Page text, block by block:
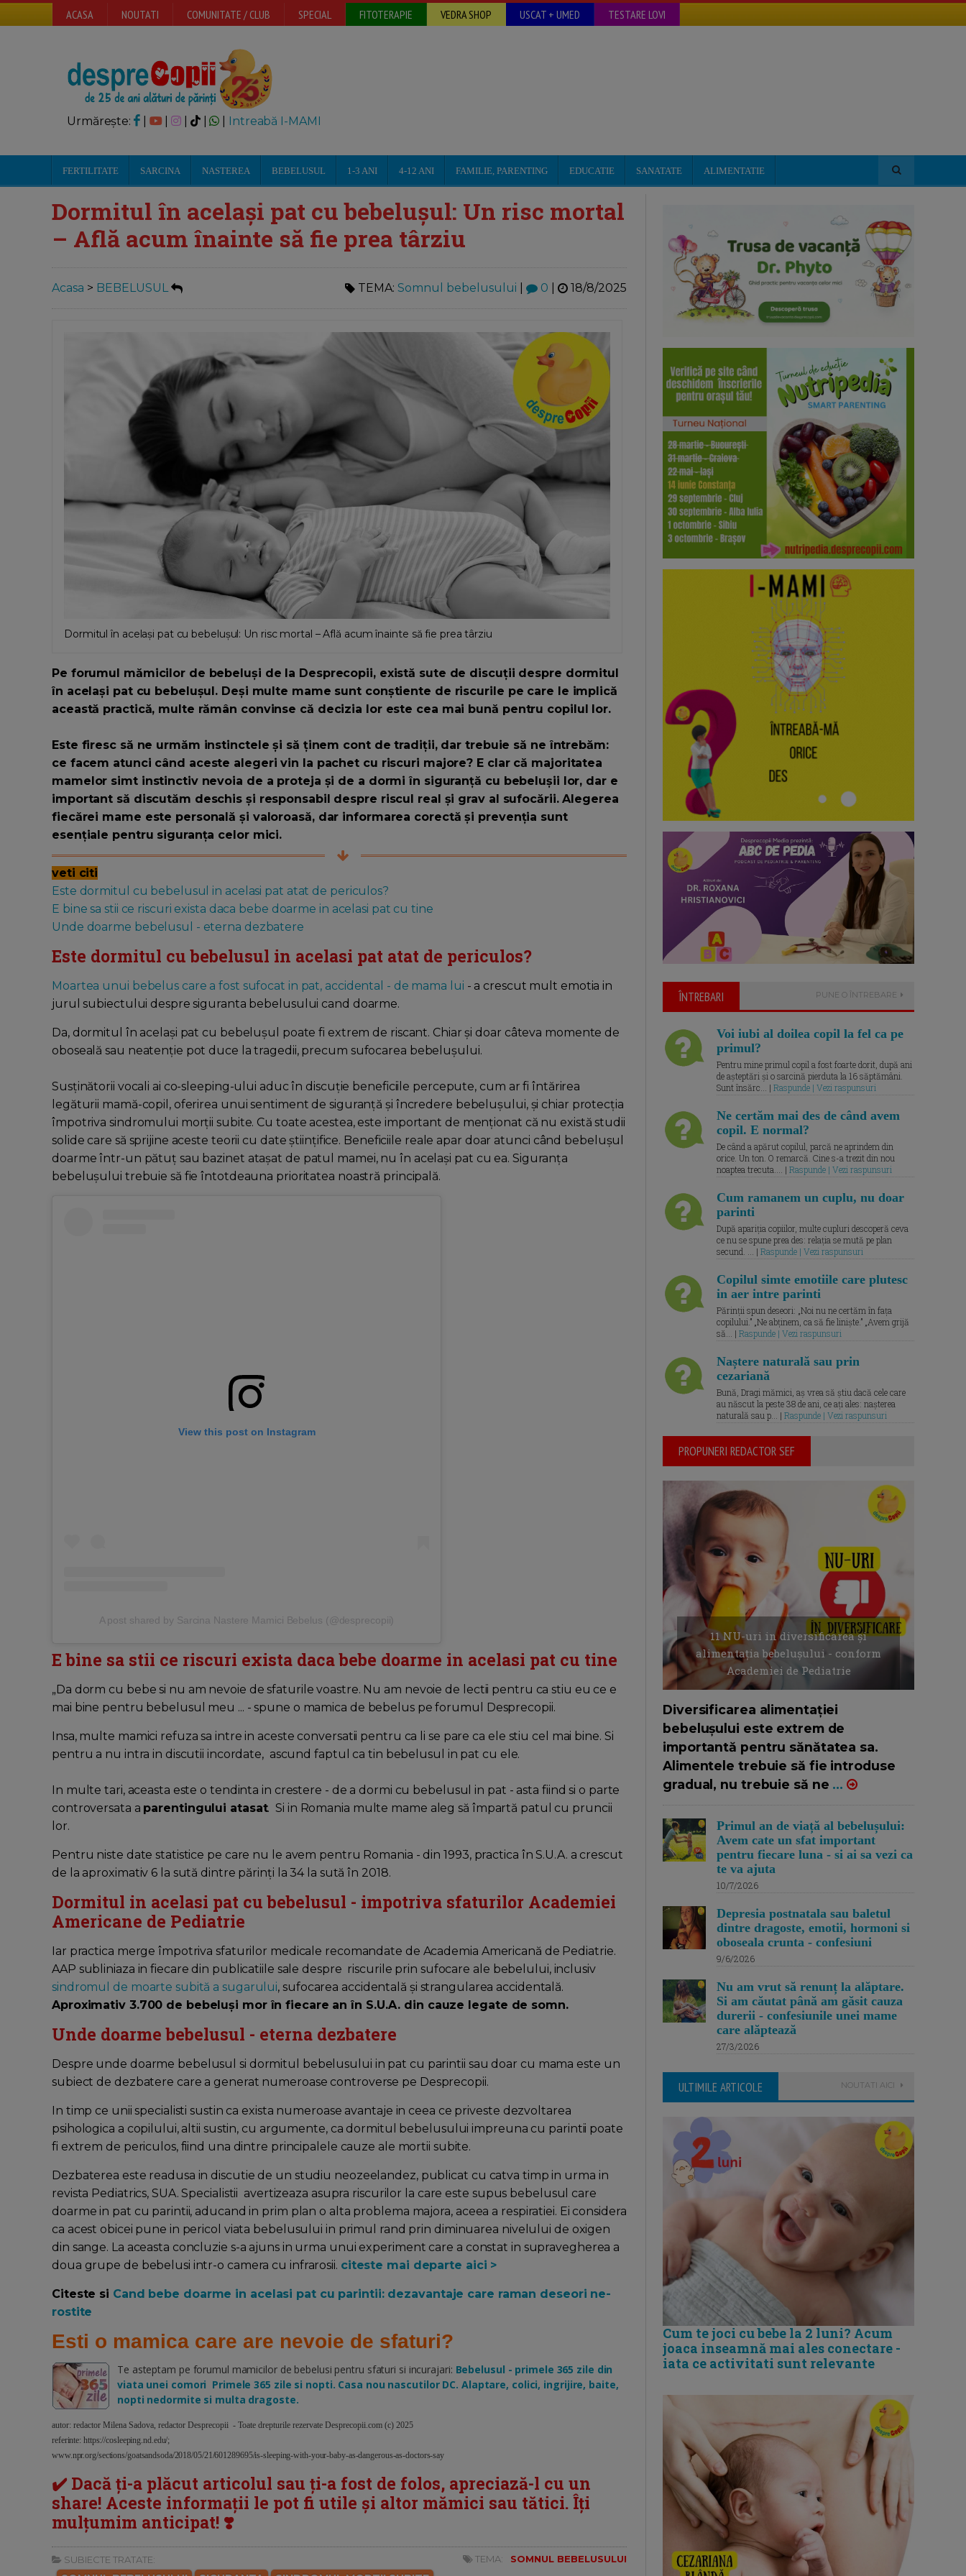
ACASA NOUTATI COMUNITATE / CLUB SPECIAL FITOTERAPIE VEDRA SHOP USCAT + UMED TESTARE LOVI
Urmărește: | | Intreabă I-MAMI
FERTILITATE SARCINA NASTEREA BEBELUSUL 1-3 ANI 4-12 ANI FAMILIE, PARENTING EDUCATIE SANATATE ALIMENTATIE
Dormitul în același pat cu bebelușul: Un risc mortal
– Află acum înainte să fie prea târziu
Acasa > BEBELUSUL TEMA: Somnul bebelusului 0 18/8/2025
Dormitul în același pat cu bebelușul: Un risc mortal – Află acum înainte să fie prea târziu
Pe forumul mămicilor de bebeluși de la Desprecopii, există sute de discuții despre dormitul
în același pat cu bebelușul. Deși multe mame sunt conștiente de riscurile pe care le implică
această practică, multe rămân convinse că decizia lor este cea mai bună pentru copilul lor.
Este firesc să ne urmăm instinctele și să ținem cont de tradiții, dar trebuie să ne întrebăm:
ce facem atunci când aceste alegeri vin la pachet cu riscuri majore? E clar că majoritatea
mamelor simt instinctiv nevoia de a proteja și de a dormi în siguranță cu bebelușii lor, dar e
important să discutăm deschis și responsabil despre riscul real și grav al sufocării. Alegerea
fiecărei mame este personală și valoroasă, dar informarea corectă și prevenția sunt
esențiale pentru siguranța celor mici.
veti citi
Este dormitul cu bebelusul in acelasi pat atat de periculos?
E bine sa stii ce riscuri exista daca bebe doarme in acelasi pat cu tine
Unde doarme bebelusul - eterna dezbatere
Este dormitul cu bebelusul in acelasi pat atat de periculos?
Moartea unui bebelus care a fost sufocat in pat, accidental - de mama lui - a crescut mult emotia in
jurul subiectului despre siguranta bebelusului cand doarme.
Da, dormitul în același pat cu bebelușul poate fi extrem de riscant. Chiar și doar câteva momente de
oboseală sau neatenție pot duce la tragedii, precum sufocarea bebelușului.
Susținătorii vocali ai co-sleeping-ului aduc în discuție beneficiile percepute, cum ar fi întărirea
legăturii mamă-copil, oferirea unui sentiment de siguranță și încredere bebelușului, și chiar protecția
împotriva sindromului morții subite. Cu toate acestea, este important de menționat că nu există studii
solide care să sprijine aceste teorii cu date științifice. Beneficiile reale apar doar atunci când bebelușul
doarme într-un pătuț sau bazinet atașat de patul mamei, nu în același pat cu ea. Siguranța
bebelușului trebuie să fie întotdeauna prioritatea noastră principală.
View this post on Instagram
A post shared by Sarcina Nastere Mamici Bebelus (@desprecopii)
E bine sa stii ce riscuri exista daca bebe doarme in acelasi pat cu tine
„Da dorm cu bebe si nu am nevoie de sfaturile voastre. Nu am nevoie de lectii pentru ca stiu eu ce e
mai bine pentru bebelusul meu ... - spune o mamica de bebelus pe forumul Desprecopii.
Insa, multe mamici refuza sa intre in aceste conversatii pentru ca li se pare ca ele stiu cel mai bine. Si
pentru a nu intra in discutii incordate, ascund faptul ca tin bebelusul in pat cu ele.
In multe tari, aceasta este o tendinta in crestere - de a dormi cu bebelusul in pat - asta fiind si o parte
controversata a parentingului atasat. Si in Romania multe mame aleg să împartă patul cu pruncii
lor.
Pentru niste date statistice pe care nu le avem pentru Romania - din 1993, practica în S.U.A. a crescut
de la aproximativ 6 la sută dintre părinți la 34 la sută în 2018.
Dormitul in acelasi pat cu bebelusul - impotriva sfaturilor Academiei
Americane de Pediatrie
Iar practica merge împotriva sfaturilor medicale recomandate de Academia Americană de Pediatrie.
AAP subliniaza in fiecare din publicatiile sale despre riscurile prin sufocare ale bebelului, inclusiv
sindromul de moarte subită a sugarului, sufocarea accidentală și strangularea accidentală.
Aproximativ 3.700 de bebeluși mor în fiecare an în S.U.A. din cauze legate de somn.
Unde doarme bebelusul - eterna dezbatere
Despre unde doarme bebelusul si dormitul bebelusului in pat cu parintii sau doar cu mama este un
subiect de dezbatere care a generat numeroase controverse pe Desprecopii.
In timp ce unii specialisti sustin ca exista numeroase avantaje in ceea ce priveste dezvoltarea
psihologica a copilului, altii sustin, cu argumente, ca dormitul bebelusului impreuna cu parintii poate
fi extrem de periculos, fiind una dintre principalele cauze ale mortii subite.
Dezbaterea este readusa in discutie de un studiu neozeelandez, publicat cu catva timp in urma in
revista Pediatrics, SUA. Specialistii avertizeaza asupra riscurilor la care este supus bebelusul care
doarme in pat cu parintii, aducand in prim plan o alta problema majora, aceea a respiratiei. Ei considera
ca acest obicei pune in pericol viata bebelusului in primul rand prin diminuarea nivelului de oxigen
din sange. La aceasta concluzie s-a ajuns in urma unui experiment care a constat in supravegherea a
doua grupe de bebelusi intr-o camera cu infrarosii. citeste mai departe aici >
Citeste si Cand bebe doarme in acelasi pat cu parintii: dezavantaje care raman deseori ne-
rostite
Esti o mamica care are nevoie de sfaturi?
Te asteptam pe forumul mamicilor de bebelusi pentru sfaturi si incurajari: Bebelusul - primele 365 zile din
viata unei comori Primele 365 zile si nopti. Casa nou nascutilor DC. Alaptare, colici, ingrijire, baite,
nopti nedormite si multa dragoste.
autor: redactor Milena Sadova, redactor Desprecopii - Toate drepturile rezervate Desprecopii.com (c) 2025
referinte: https://cosleeping.nd.edu/;
www.npr.org/sections/goatsandsoda/2018/05/21/601289695/is-sleeping-with-your-baby-as-dangerous-as-doctors-say
✔️ Dacă ți-a plăcut articolul sau ți-a fost de folos, apreciază-l cu un
share! Aceste informații le pot fi utile și altor mămici sau tătici. Îți
mulțumim anticipat! ❣️
SUBIECTE TRATATE: TEMA: SOMNUL BEBELUSULUI
ÎNTREBARI PUNE O ÎNTREBARE
Voi iubi al doilea copil la fel ca pe
primul?
Pentru mine primul copil a fost foarte dorit, după ani
de așteptări și o sarcină pierduta la 16 săptămâni.
Sunt însărc... | Raspunde | Vezi raspunsuri
Ne certăm mai des de când avem
copil. E normal?
De când a apărut copilul, parcă ne aprindem din
orice. Un ton. O remarcă. Cine s-a trezit din nou
noaptea trecuta.... | Raspunde | Vezi raspunsuri
Cum ramanem un cuplu, nu doar
parinti
După apariția copiilor, multe cupluri descoperă ceva
ce nu se spune prea des: relația se mută pe plan
secund. ... | Raspunde | Vezi raspunsuri
Copilul simte emotiile care plutesc
in aer intre parinti
Părinții spun deseori: „Noi nu ne certăm în fața
copilului.” „Ne abținem, ca să fie liniște.” „Avem grijă
să... | Raspunde | Vezi raspunsuri
Naștere naturală sau prin
cezariană
Bună, Dragi mămici, aș vrea să știu dacă cele care
au născut la peste 38 de ani, ce ați ales: nașterea
naturală sau p... | Raspunde | Vezi raspunsuri
PROPUNERI REDACTOR SEF
11 NU-uri in diversificarea și
alimentația bebelușului - conform
Academiei de Pediatrie
Diversificarea alimentației
bebelușului este extrem de
importantă pentru sănătatea sa.
Alimentele trebuie să fie introduse
gradual, nu trebuie să ne ...
Primul an de viață al bebelușului:
Avem cate un sfat important
pentru fiecare luna - si ai sa vezi ca
te va ajuta
10/7/2026
Depresia postnatala sau baletul
dintre dragoste, emotii, hormoni si
oboseala crunta - confesiuni
9/6/2026
Nu am vrut să renunț la alăptare.
Si am căutat până am găsit cauza
durerii - confesiunile unei mame
care alăptează
27/3/2026
ULTIMILE ARTICOLE NOUTATI AICI
Cum te joci cu bebe la 2 luni? Acum
joaca inseamnă mai ales conectare -
iata ce activitati sunt relevante